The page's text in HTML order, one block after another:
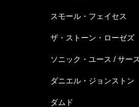
スモール・フェイセス
ザ・ストーン・ローゼズ
ソニック・ユース / サー
ダニエル・ジョンストン
ダムド